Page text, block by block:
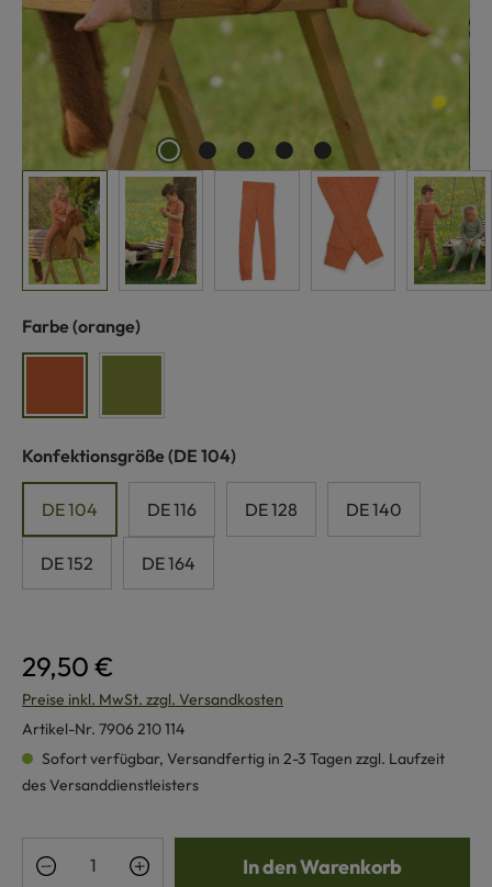
Farbe auswählen
(orange)
Konfektionsgröße auswählen
(DE 104)
DE 104 DE 116 DE 128 DE 140
DE 152 DE 164
29,50 €
Preise inkl. MwSt. zzgl. Versandkosten
Artikel-Nr. 7906 210 114
Sofort verfügbar, Versandfertig in 2-3 Tagen zzgl. Laufzeit
des Versanddienstleisters
Produkt Anzahl: Gib den gewünschten
In den Warenkorb